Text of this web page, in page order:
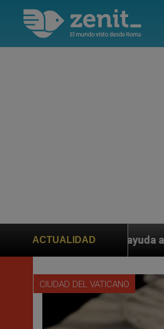
ACTUALIDAD
a Marco Rubio ante
CIUDAD DEL VATICANO